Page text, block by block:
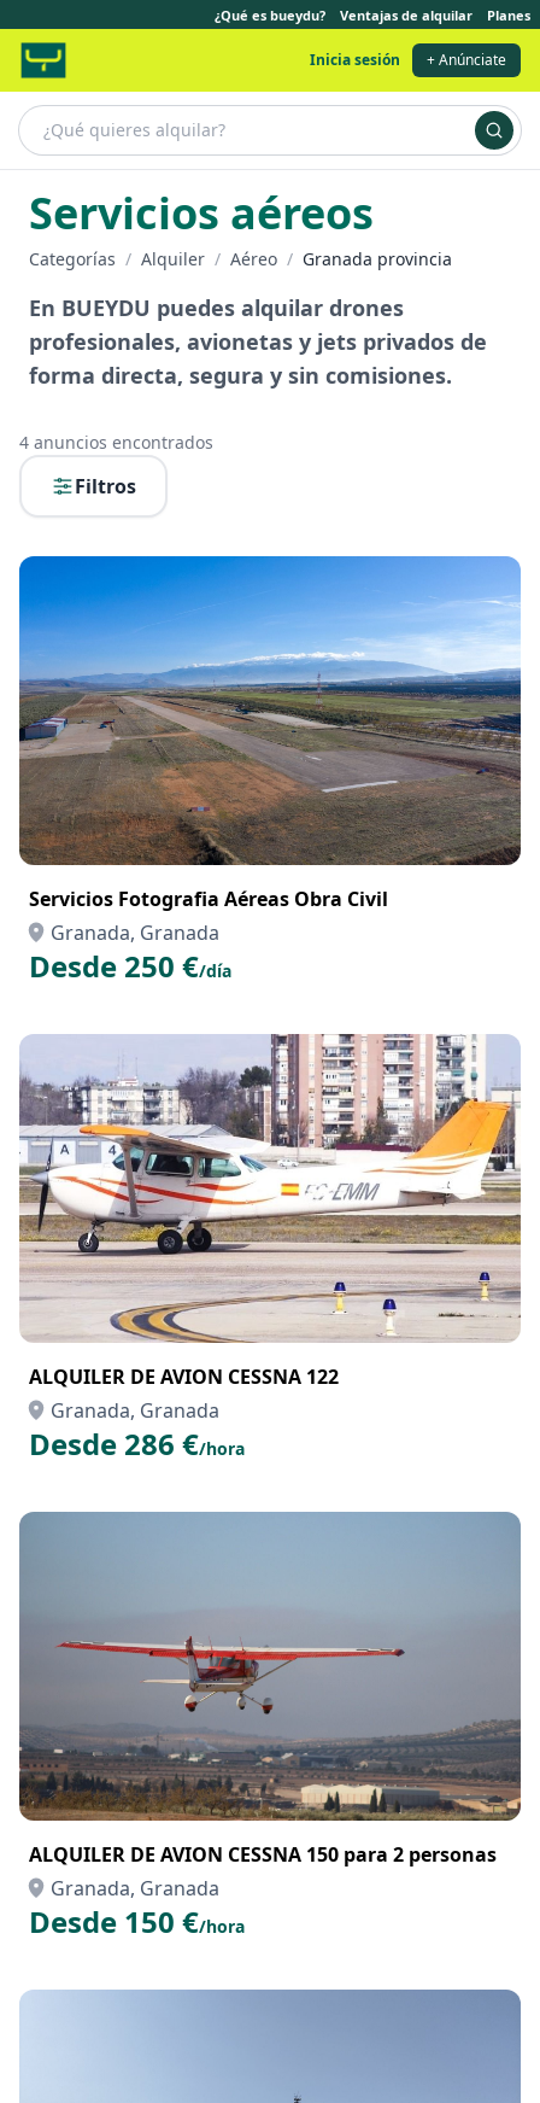
¿Qué es bueydu? Ventajas de alquilar Planes
Inicia sesión + Anúnciate
Servicios aéreos
Categorías / Alquiler / Aéreo / Granada provincia
En BUEYDU puedes alquilar drones
profesionales, avionetas y jets privados de
forma directa, segura y sin comisiones.
4 anuncios encontrados
Filtros
Servicios Fotografia Aéreas Obra Civil
Granada, Granada
Desde 250 €/día
ALQUILER DE AVION CESSNA 122
Granada, Granada
Desde 286 €/hora
ALQUILER DE AVION CESSNA 150 para 2 personas
Granada, Granada
Desde 150 €/hora